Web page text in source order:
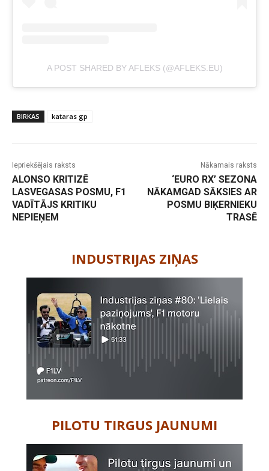
A POST SHARED BY AFLEKS (@AFLEKS.EU)
BIRKAS kataras gp
Iepriekšējais raksts
ALONSO KRITIZĒ
LASVEGASAS POSMU, F1
VADĪTĀJS KRITIKU
NEPIEŅEM
Nākamais raksts
‘EURO RX’ SEZONA
NĀKAMGAD SĀKSIES AR
POSMU BIĶERNIEKU
TRASĒ
INDUSTRIJAS ZIŅAS
PILOTU TIRGUS JAUNUMI